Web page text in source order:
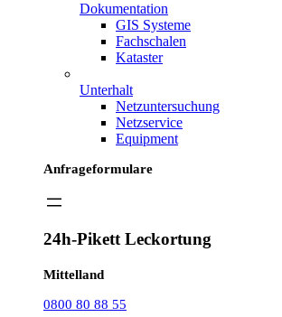
Dokumentation
GIS Systeme
Fachschalen
Kataster
Unterhalt
Netzuntersuchung
Netzservice
Equipment
Anfrageformulare
24h-Pikett Leckortung
Mittelland
0800 80 88 55